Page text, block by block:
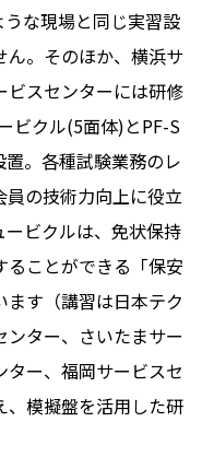
な現場と同じ実習設
ん。そのほか、横浜サ
ビスセンターには研修
ビクル(5面体)とPF-S
。各種試験業務のレ
の技術力向上に役立
ビクルは、免状保持
ることができる「保安
す（講習は日本テク
ンター、さいたまサー
ター、福岡サービスセ
、模擬盤を活用した研